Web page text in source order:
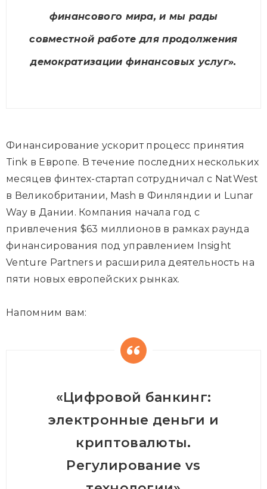
финансового мира, и мы рады
совместной работе для продолжения
демократизации финансовых услуг».
Финансирование ускорит процесс принятия
Tink в Европе. В течение последних нескольких
месяцев финтех-стартап сотрудничал с NatWest
в Великобритании, Mash в Финляндии и Lunar
Way в Дании. Компания начала год с
привлечения $63 миллионов в рамках раунда
финансирования под управлением Insight
Venture Partners и расширила деятельность на
пяти новых европейских рынках.
Напомним вам:
«Цифровой банкинг:
электронные деньги и
криптовалюты.
Регулирование vs